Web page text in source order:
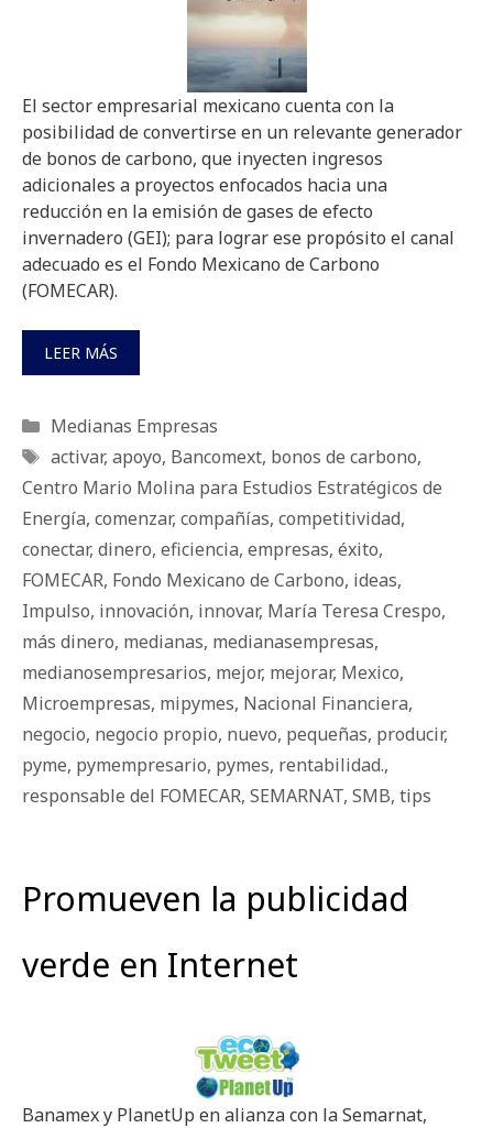
El sector empresarial mexicano cuenta con la
posibilidad de convertirse en un relevante generador
de bonos de carbono, que inyecten ingresos
adicionales a proyectos enfocados hacia una
reducción en la emisión de gases de efecto
invernadero (GEI); para lograr ese propósito el canal
adecuado es el Fondo Mexicano de Carbono
(FOMECAR).
LEER MÁS
Categorías
Medianas Empresas
Etiquetas
activar, apoyo, Bancomext, bonos de carbono,
Centro Mario Molina para Estudios Estratégicos de
Energía, comenzar, compañías, competitividad,
conectar, dinero, eficiencia, empresas, éxito,
FOMECAR, Fondo Mexicano de Carbono, ideas,
Impulso, innovación, innovar, María Teresa Crespo,
más dinero, medianas, medianasempresas,
medianosempresarios, mejor, mejorar, Mexico,
Microempresas, mipymes, Nacional Financiera,
negocio, negocio propio, nuevo, pequeñas, producir,
pyme, pymempresario, pymes, rentabilidad.,
responsable del FOMECAR, SEMARNAT, SMB, tips
Promueven la publicidad
verde en Internet
Banamex y PlanetUp en alianza con la Semarnat,